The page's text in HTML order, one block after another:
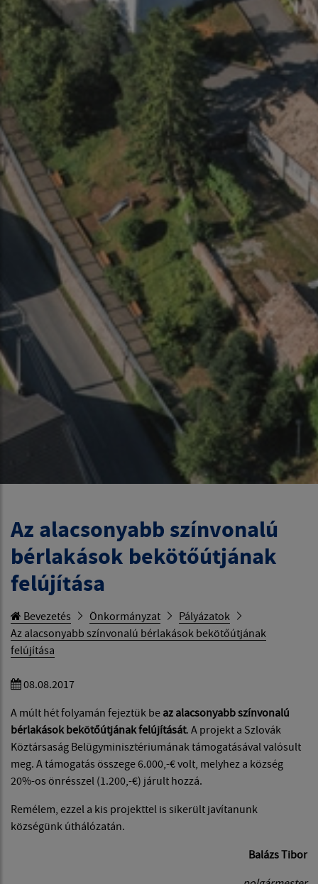
Az alacsonyabb színvonalú
bérlakások bekötőútjának
felújítása
Bevezetés Önkormányzat
Pályázatok
Az alacsonyabb színvonalú bérlakások bekötőútjának
felújítása
08.08.2017
A múlt hét folyamán fejeztük be az alacsonyabb színvonalú
bérlakások bekötőútjának felújítását. A projekt a Szlovák
Köztársaság Belügyminisztériumának támogatásával valósult
meg. A támogatás összege 6.000,-€ volt, melyhez a község
20%-os önrésszel (1.200,-€) járult hozzá.
Remélem, ezzel a kis projekttel is sikerült javítanunk
községünk úthálózatán.
Balázs Tibor